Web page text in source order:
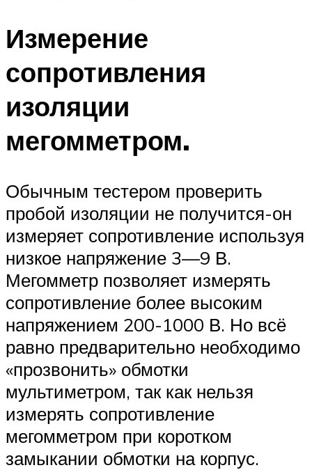
Измерение
сопротивления
изоляции
мегомметром.
Обычным тестером проверить
пробой изоляции не получится-он
измеряет сопротивление используя
низкое напряжение 3—9 В.
Мегомметр позволяет измерять
сопротивление более высоким
напряжением 200-1000 В. Но всё
равно предварительно необходимо
«прозвонить» обмотки
мультиметром, так как нельзя
измерять сопротивление
мегомметром при коротком
замыкании обмотки на корпус.